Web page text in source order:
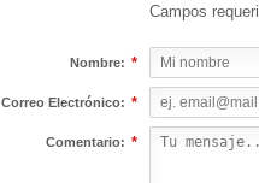
Campos
Nombre: *
Correo Electrónico: *
Comentario: *